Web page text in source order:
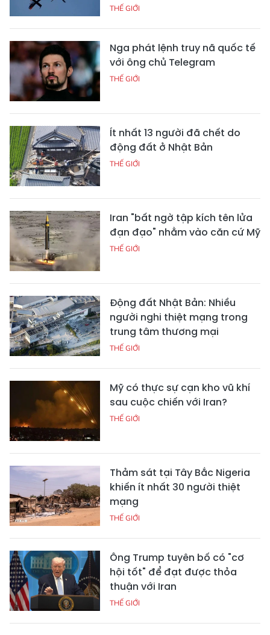
THẾ GIỚI
Nga phát lệnh truy nã quốc tế
với ông chủ Telegram
THẾ GIỚI
Ít nhất 13 người đã chết do
động đất ở Nhật Bản
THẾ GIỚI
Iran "bất ngờ tập kích tên lửa
đạn đạo" nhằm vào căn cứ Mỹ
THẾ GIỚI
Động đất Nhật Bản: Nhiều
người nghi thiệt mạng trong
trung tâm thương mại
THẾ GIỚI
Mỹ có thực sự cạn kho vũ khí
sau cuộc chiến với Iran?
THẾ GIỚI
Thảm sát tại Tây Bắc Nigeria
khiến ít nhất 30 người thiệt
mạng
THẾ GIỚI
Ông Trump tuyên bố có "cơ
hội tốt" để đạt được thỏa
thuận với Iran
THẾ GIỚI